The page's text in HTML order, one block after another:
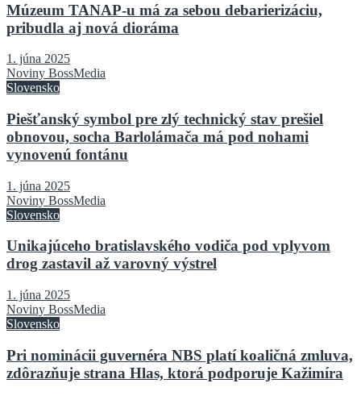
Múzeum TANAP-u má za sebou debarierizáciu,
pribudla aj nová dioráma
1. júna 2025
Noviny BossMedia
Slovensko
Piešťanský symbol pre zlý technický stav prešiel
obnovou, socha Barlolámača má pod nohami
vynovenú fontánu
1. júna 2025
Noviny BossMedia
Slovensko
Unikajúceho bratislavského vodiča pod vplyvom
drog zastavil až varovný výstrel
1. júna 2025
Noviny BossMedia
Slovensko
Pri nominácii guvernéra NBS platí koaličná zmluva,
zdôrazňuje strana Hlas, ktorá podporuje Kažimíra